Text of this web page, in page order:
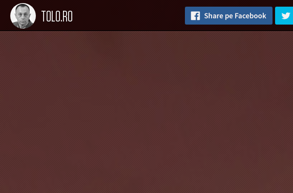
TOLO.RO